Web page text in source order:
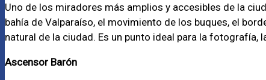
Uno de los miradores más amplios y accesibles de la
bahía de Valparaíso, el movimiento de los buques, el
natural de la ciudad. Es un punto ideal para la fotografía,
Ascensor Barón